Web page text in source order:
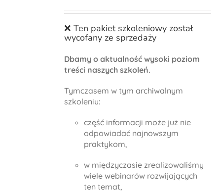
❌ Ten pakiet szkoleniowy został
wycofany ze sprzedaży
Dbamy o aktualność wysoki poziom
treści naszych szkoleń.
Tymczasem w tym archiwalnym
szkoleniu:
część informacji może już nie
odpowiadać najnowszym
praktykom,
w międzyczasie zrealizowaliśmy
wiele webinarów rozwijających
ten temat,